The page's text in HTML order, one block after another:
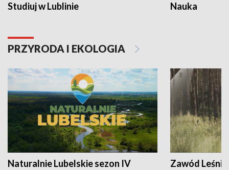
Studiuj w Lublinie Nauka
PRZYRODA I EKOLOGIA
Naturalnie Lubelskie sezon IV Zawód Leśnik